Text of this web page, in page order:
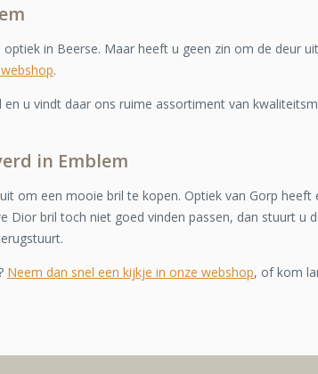
in Beerse. Maar heeft u geen zin om de deur
.
u vindt daar ons ruime assortiment van
in Emblem
om een mooie bril te kopen. Optiek van Gorp heeft
Dior bril toch niet goed vinden passen, dan stuurt u
Neem dan snel een kijkje in onze webshop, of kom